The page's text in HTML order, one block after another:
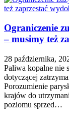
Ograniczenie
– musimy też
28 października,
Paliwa kopalne nie
dotyczącej
Porozumienie
krajów do
poziomu sprzed…